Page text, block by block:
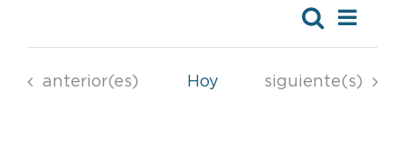
Eventos
anterior(es) Hoy Eventos
siguiente(s)